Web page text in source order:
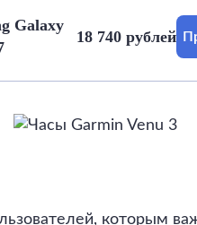
Galaxy
18 740 рублей
которым